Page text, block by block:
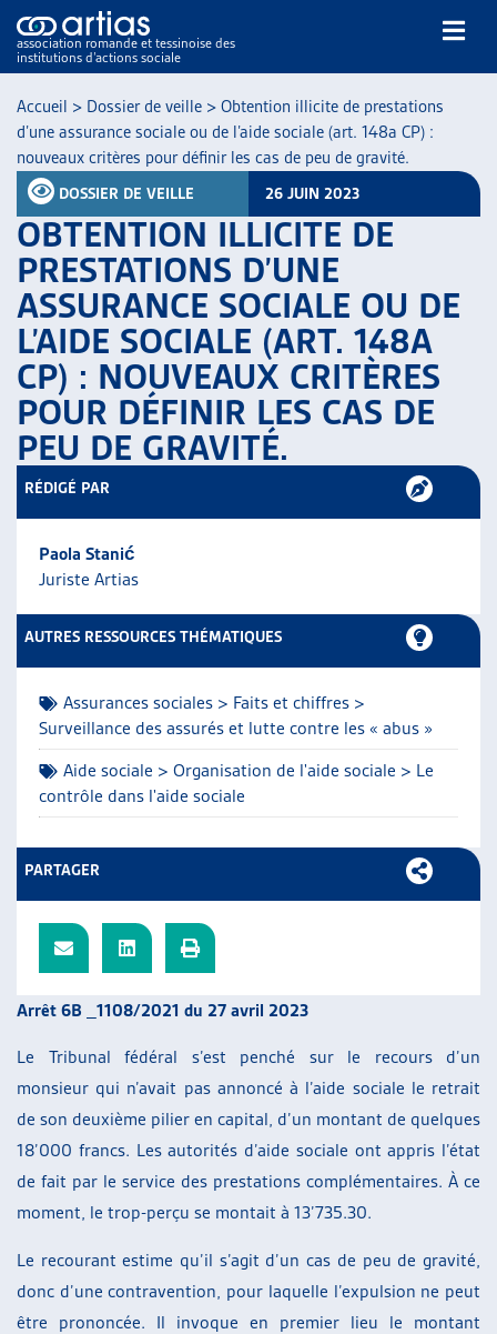
association romande et tessinoise des
institutions d’actions sociale
NOS PUBLICATIONS
ARTICLES
DOSSIERS DU MOIS
VEILLE
RESSOURCES
THÉMATIQUES
GUIDE SOCIAL ROMAND
AUTRES
ARTIAS
L’ASSOCIATION
PROJETS ET ACTIVITÉS
Accueil > Dossier de veille > Obtention illicite de prestations
d’une assurance sociale ou de l’aide sociale (art. 148a CP) :
nouveaux critères pour définir les cas de peu de gravité.
DOSSIER DE VEILLE 26 JUIN 2023
OBTENTION ILLICITE DE
PRESTATIONS D’UNE
ASSURANCE SOCIALE OU DE
L’AIDE SOCIALE (ART. 148A
CP) : NOUVEAUX CRITÈRES
POUR DÉFINIR LES CAS DE
PEU DE GRAVITÉ.
Arrêt 6B _1108/2021 du 27 avril 2023
Le Tribunal fédéral s’est penché sur le recours d’un
monsieur qui n’avait pas annoncé à l’aide sociale le retrait
de son deuxième pilier en capital, d’un montant de quelques
18’000 francs. Les autorités d’aide sociale ont appris l’état
de fait par le service des prestations complémentaires. À ce
moment, le trop-perçu se montait à 13’735.30.
Le recourant estime qu’il s’agit d’un cas de peu de gravité,
donc d’une contravention, pour laquelle l’expulsion ne peut
être prononcée. Il invoque en premier lieu le montant
RÉDIGÉ PAR
Paola Stanić
Juriste Artias
AUTRES RESSOURCES THÉMATIQUES
Assurances sociales > Faits et chiffres >
Surveillance des assurés et lutte contre les « abus »
Aide sociale > Organisation de l'aide sociale > Le
contrôle dans l'aide sociale
PARTAGER